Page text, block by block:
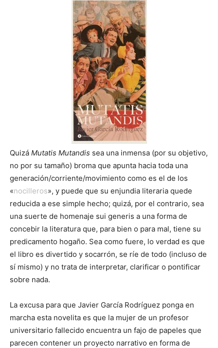
Quizá Mutatis Mutandis sea una inmensa (por su objetivo,
no por su tamaño) broma que apunta hacia toda una
generación/corriente/movimiento como es el de los
«nocilleros», y puede que su enjundia literaria quede
reducida a ese simple hecho; quizá, por el contrario, sea
una suerte de homenaje sui generis a una forma de
concebir la literatura que, para bien o para mal, tiene su
predicamento hogaño. Sea como fuere, lo verdad es que
el libro es divertido y socarrón, se ríe de todo (incluso de
sí mismo) y no trata de interpretar, clarificar o pontificar
sobre nada.
La excusa para que Javier García Rodríguez ponga en
marcha esta novelita es que la mujer de un profesor
universitario fallecido encuentra un fajo de papeles que
parecen contener un proyecto narrativo en forma de